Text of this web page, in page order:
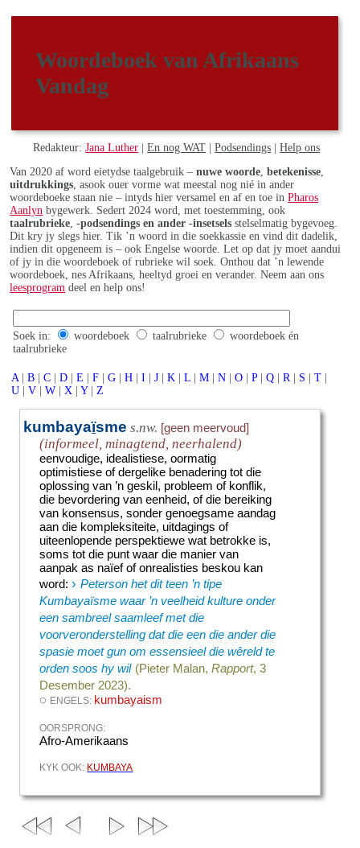
Woordeboek van Afrikaans
Vandag
Redakteur:Jana Luther |En nog WAT |Podsendings |Help ons
Van 2020 af word eietydse taalgebruik –nuwe woorde ,betekenisse
uitdrukkings , asook ouer vorme wat meestal nog nié in ander
woordeboeke staan nie – intyds hier versamel en af en toe inPharos
Aanlyn bygewerk. Sedert 2024 word, met toestemming, ook
taalrubrieke ,-podsendings en ander -insetsels stelselmatig bygevoeg.
Dit kry jy slegs hier. Tik ’n woord in die soekkassie en vind dit dadelik,
indien dit opgeneem is – ook Engelse woorde. Let op dat jy moet aandui
of jy in die woordeboek of rubrieke wil soek. Onthou dat ’n lewende
woordeboek, nes Afrikaans, heeltyd groei en verander. Neem aan ons
leesprogram deel en help ons!
Soek in: woordeboek taalrubrieke
woordeboek én
taalrubrieke
A | B | C | D | E | F | G | H | I | J | K | L | M | N | O | P | Q | R | S | T |
U | V | W | X | Y | Z
kumbayaïsme s.nw. [geen meervoud]
(informeel, minagtend, neerhalend)
eenvoudige, idealistiese, oormatig
optimistiese of dergelike benadering tot die
oplossing van ’n geskil, probleem of konflik,
die bevordering van eenheid, of die bereiking
van konsensus, sonder genoegsame aandag
aan die kompleksiteite, uitdagings of
uiteenlopende perspektiewe wat betrokke is,
soms tot die punt waar die manier van
aanpak as naïef of onrealisties beskou kan
word:› Peterson het dit teen ’n tipe
Kumbayaïsme waar ’n veelheid kulture onder
een sambreel saamleef met die
voorveronderstelling dat die een die ander die
spasie moet gun om essensieel die wêreld te
orden soos hy wil (Pieter Malan,Rapport, 3
Desember 2023).
◌ ENGELS: kumbayaism
OORSPRONG:
Afro-Amerikaans
KYK OOK: KUMBAYA